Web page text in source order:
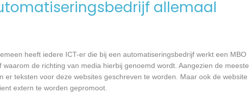
allemaal
heeft iedere ICT-er die bij een automatiseringsbedrijf werkt een MBO
de richting van media hierbij genoemd wordt. Aangezien de meeste
teksten voor deze websites geschreven te worden. Maar ook de website
extern te worden gepromoot.